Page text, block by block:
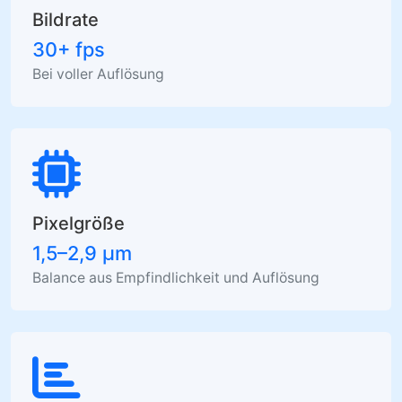
Bildrate
30+ fps
Bei voller Auflösung
Pixelgröße
1,5–2,9 µm
Balance aus Empfindlichkeit und Auflösung